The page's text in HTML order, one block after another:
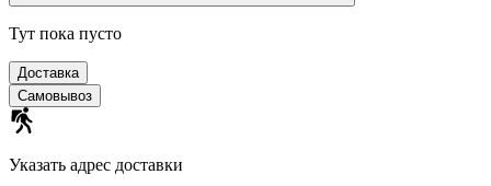
Тут пока пусто
Доставка
Самовывоз
Указать адрес доставки